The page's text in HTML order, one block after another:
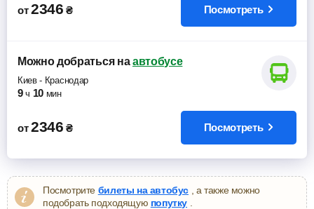
от 2346 ₴ Посмотреть
Можно добратьсяна автобусе
Киев- Краснодар
9 ч 10 мин
от 2346 ₴ Посмотреть
Посмотрите билеты на автобус , а также можно
подобрать подходящую попутку